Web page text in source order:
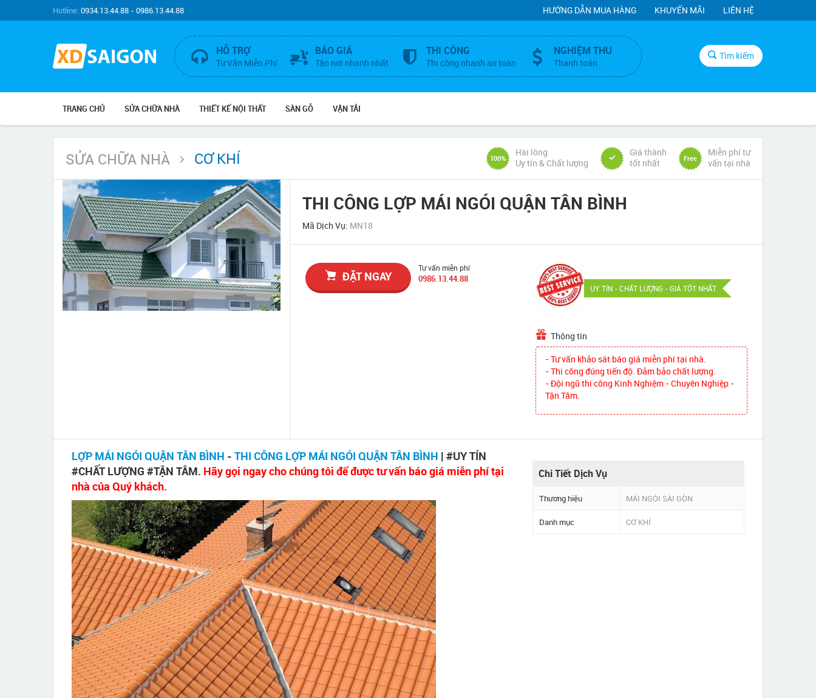
Hotline:0934.13.44.88 - 0986.13.44.88 HƯỚNG DẪN MUA HÀNG KHUYẾN MÃI LIÊN HỆ
HỖ TRỢ
Tư Vấn Miễn Phí
BÁO GIÁ
Tận nơi nhanh nhất
THI CÔNG
Thi công nhanh an toàn
NGHIỆM THU
Thanh toán
Tìm kiếm
TRANG CHỦ SỬA CHỮA NHÀ THIẾT KẾ NỘI THẤT SÀN GỖ VẬN TẢI
SỬA CHỮA NHÀ CƠ KHÍ 100%
Hài lòng
Uy tín & Chất lượng
Giá thành
tốt nhất
Free
Miễn phí tư
vấn tại nhà
THI CÔNG LỢP MÁI NGÓI QUẬN TÂN BÌNH
Mã Dịch Vụ: MN18
ĐẶT NGAY
Tư vấn miễn phí
0986.13.44.88
UY TÍN - CHẤT LƯỢNG - GIÁ TỐT NHẤT
Thông tin
- Tư vấn khảo sát báo giá miễn phí tại nhà.
- Thi công đúng tiến độ. Đảm bảo chất lượng.
- Đội ngũ thi công Kinh Nghiệm - Chuyên Nghiệp -
Tận Tâm.
LỢP MÁI NGÓI QUẬN TÂN BÌNH - THI CÔNG LỢP MÁI NGÓI QUẬN TÂN BÌNH | #UY TÍN
#CHẤT LƯỢNG #TẬN TÂM. Hãy gọi ngay cho chúng tôi để được tư vấn báo giá miễn phí tại
nhà của Quý khách.
Chi Tiết Dịch Vụ
Thương hiệu MÁI NGÓI SÀI GÒN
Danh mục CƠ KHÍ